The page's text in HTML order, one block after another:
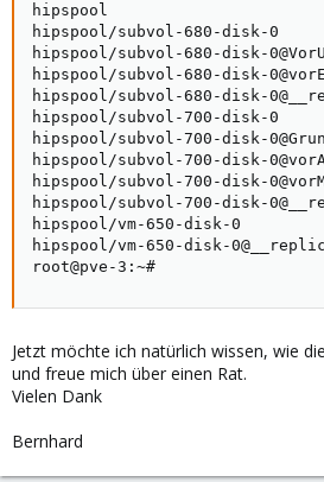
hipspool
hipspool/subvol-680-
hipspool/subvol-680-
hipspool/subvol-680-
hipspool/subvol-680-disk-
hipspool/subvol-700-
hipspool/subvol-700-
hipspool/subvol-700-disk-
hipspool/subvol-700-
hipspool/subvol-700-disk-
hipspool/vm-650-disk-0
hipspool/vm-650-disk-
root@pve-3:~#
Jetzt möchte ich natürlich wissen, wie
und freue mich über einen Rat.
Vielen Dank
Bernhard